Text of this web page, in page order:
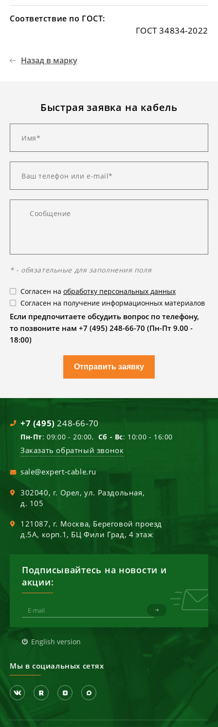
Соответствие по ГОСТ:
ГОСТ 34834-2022
Назад в марку
Быстрая заявка на кабель
* - обязательные для заполнения поля
Согласен на обработку персональных данных
Согласен на получение информационных материалов
Если предпочитаете обсудить вопрос по телефону,
то позвоните нам +7 (495) 248-66-70 (Пн-Пт 9.00 -
18:00)
Отправить заявку
+7 (495) 248-66-70
Пн-Пт: 09:00 - 20:00, Сб - Вс: 10:00 - 16:00
Заказать обратный звонок
sale@expert-cable.ru
302040, г. Орел,ул. Раздольная,
д. 105
121087, г. Москва, Береговой проезд
д.5А, корп.1, БЦ Фили Град, 4 этаж
Подписывайтесь на новости и
акции:
English version
Мы в социальных сетях